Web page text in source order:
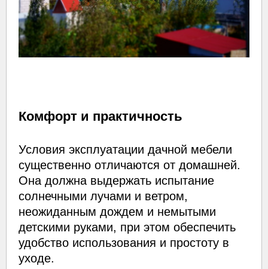
Комфорт и практичность
Условия эксплуатации дачной мебели
существенно отличаются от домашней.
Она должна выдержать испытание
солнечными лучами и ветром,
неожиданным дождем и немытыми
детскими руками, при этом обеспечить
удобство использования и простоту в
уходе.